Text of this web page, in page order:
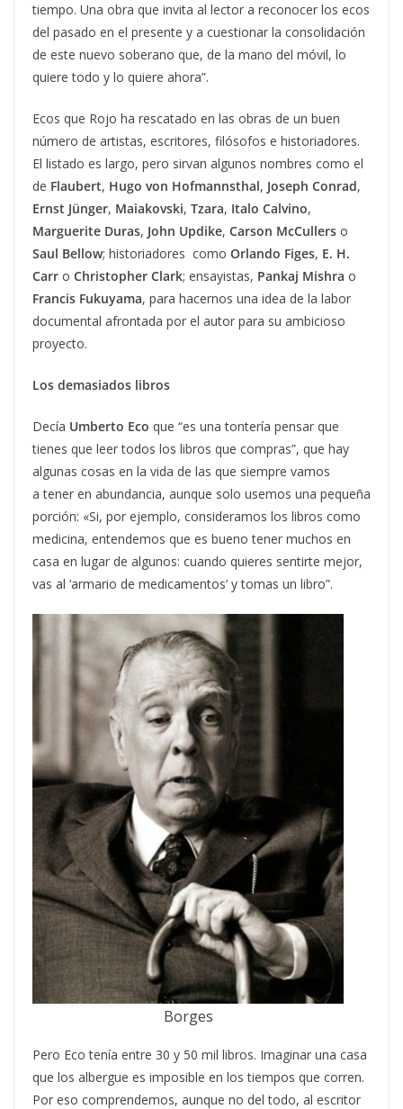
tiempo. Una obra que invita al lector a reconocer los ecos
del pasado en el presente y a cuestionar la consolidación
de este nuevo soberano que, de la mano del móvil, lo
quiere todo y lo quiere ahora”.
Ecos que Rojo ha rescatado en las obras de un buen
número de artistas, escritores, filósofos e historiadores.
El listado es largo, pero sirvan algunos nombres como el
de Flaubert, Hugo von Hofmannsthal, Joseph Conrad,
Ernst Jünger, Maiakovski, Tzara, Italo Calvino,
Marguerite Duras, John Updike, Carson McCullers o
Saul Bellow; historiadores como Orlando Figes, E. H.
Carr o Christopher Clark; ensayistas, Pankaj Mishra o
Francis Fukuyama, para hacernos una idea de la labor
documental afrontada por el autor para su ambicioso
proyecto.
Los demasiados libros
Decía Umberto Eco que “es una tontería pensar que
tienes que leer todos los libros que compras”, que hay
algunas cosas en la vida de las que siempre vamos
a tener en abundancia, aunque solo usemos una pequeña
porción: «Si, por ejemplo, consideramos los libros como
medicina, entendemos que es bueno tener muchos en
casa en lugar de algunos: cuando quieres sentirte mejor,
vas al ‘armario de medicamentos’ y tomas un libro”.
Borges
Pero Eco tenía entre 30 y 50 mil libros. Imaginar una casa
que los albergue es imposible en los tiempos que corren.
Por eso comprendemos, aunque no del todo, al escritor